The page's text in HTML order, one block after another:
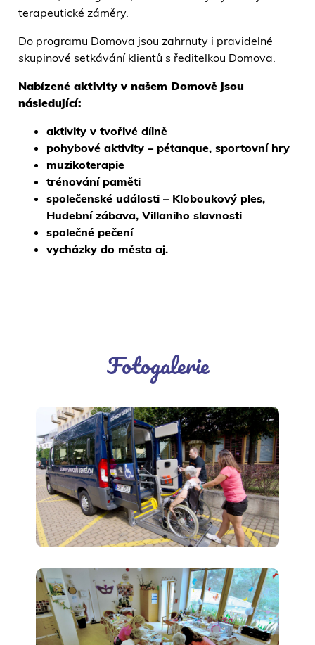
terapeutické záměry.
Do programu Domova jsou zahrnuty i pravidelné
skupinové setkávání klientů s ředitelkou Domova.
Nabízené aktivity v našem Domově jsou
následující:
aktivity v tvořivé dílně
pohybové aktivity – pétanque, sportovní hry
muzikoterapie
trénování paměti
společenské události – Kloboukový ples,
Hudební zábava, Villaniho slavnosti
společné pečení
vycházky do města aj.
Fotogalerie